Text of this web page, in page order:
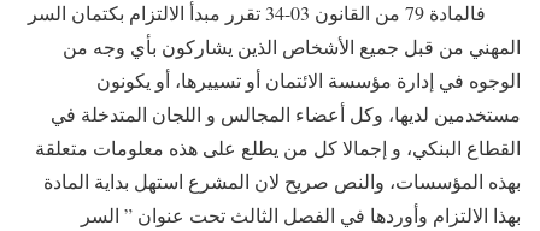
فالمادة 79 من القانون 03-34 تقرر مبدأ الالتزام بكتمان السر
المهني من قبل جميع الأشخاص الذين يشاركون بأي وجه من
الوجوه في إدارة مؤسسة الائتمان أو تسييرها، أو يكونون
مستخدمين لديها، وكل أعضاء المجالس و اللجان المتدخلة في
القطاع البنكي، و إجمالا كل من يطلع على هذه معلومات متعلقة
بهذه المؤسسات، والنص صريح لان المشرع استهل بداية المادة
بهذا الالتزام وأوردها في الفصل الثالث تحت عنوان ” السر